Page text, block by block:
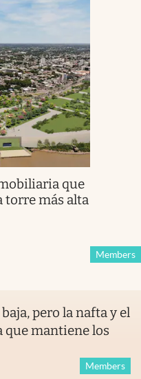
que
torre más alta
Members
pero la nafta y el
que mantiene los
Members